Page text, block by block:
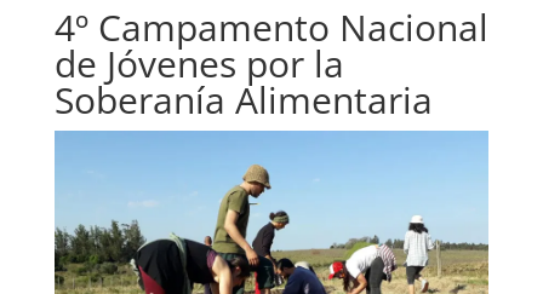
4º Campamento Nacional
de Jóvenes por la
Soberanía Alimentaria